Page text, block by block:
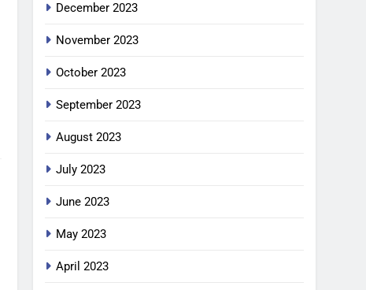
December 2023
November 2023
October 2023
September 2023
August 2023
July 2023
June 2023
May 2023
April 2023